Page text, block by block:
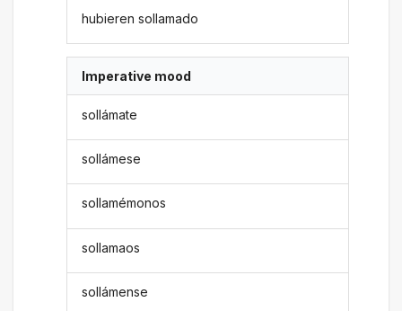
hubieren sollamado
Imperative mood
sollámate
sollámese
sollamémonos
sollamaos
sollámense